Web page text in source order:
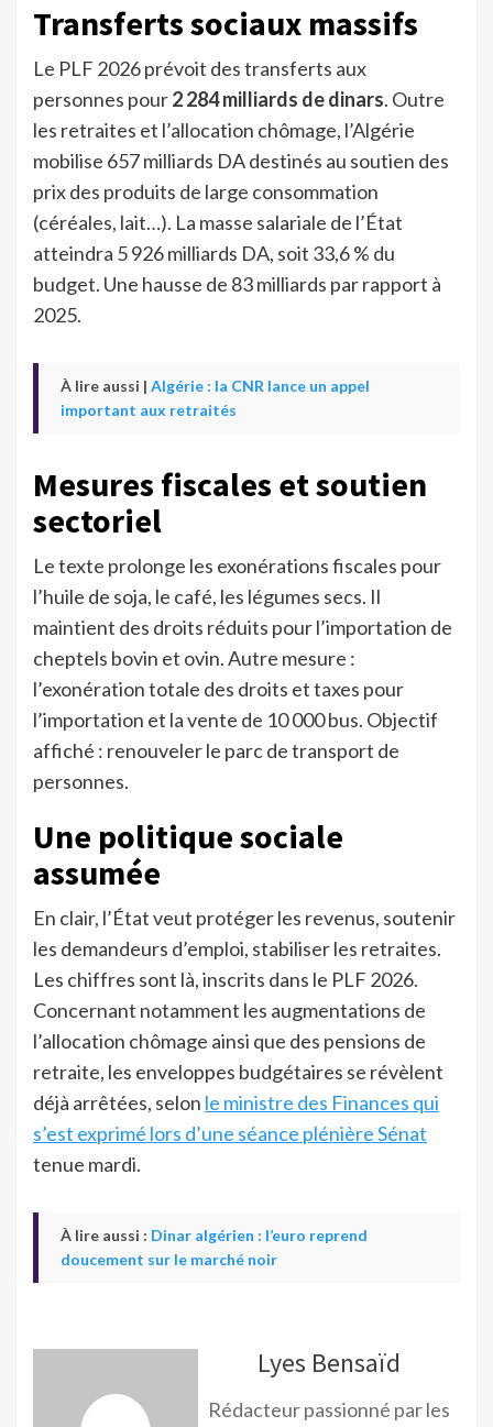
Transferts sociaux massifs
Le PLF 2026 prévoit des transferts aux
personnes pour2 284 milliards de dinars. Outre
les retraites et l’allocation chômage, l’Algérie
mobilise 657 milliards DA destinés au soutien des
prix des produits de large consommation
(céréales, lait…). La masse salariale de l’État
atteindra 5 926 milliards DA, soit 33,6 % du
budget. Une hausse de 83 milliards par rapport à
2025.
À lire aussi | Algérie : la CNR lance un appel
important aux retraités
Mesures fiscales et soutien
sectoriel
Le texte prolonge les exonérations fiscales pour
l’huile de soja, le café, les légumes secs. Il
maintient des droits réduits pour l’importation de
cheptels bovin et ovin. Autre mesure :
l’exonération totale des droits et taxes pour
l’importation et la vente de 10 000 bus. Objectif
affiché : renouveler le parc de transport de
personnes.
Une politique sociale
assumée
En clair, l’État veut protéger les revenus, soutenir
les demandeurs d’emploi, stabiliser les retraites.
Les chiffres sont là, inscrits dans le PLF 2026.
Concernant notamment les augmentations de
l’allocation chômage ainsi que des pensions de
retraite, les enveloppes budgétaires se révèlent
déjà arrêtées, selon le ministre des Finances qui
s’est exprimé lors d’une séance plénière Sénat
tenue mardi.
À lire aussi : Dinar algérien : l’euro reprend
doucement sur le marché noir
Lyes Bensaïd
Rédacteur passionné par les